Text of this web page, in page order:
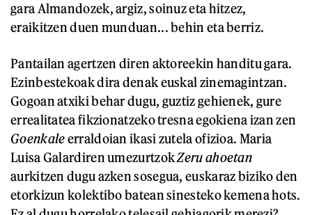
gara Almandozek, argiz, soinuz eta hitzez,
eraikitzen duen munduan... behin eta berriz.
Pantailan agertzen diren aktoreekin handitu gara.
Ezinbestekoak dira denak euskal zinemagintzan.
Gogoan atxiki behar dugu, guztiz gehienek, gure
errealitatea fikzionatzeko tresna egokiena izan zen
Goenkaleerraldoian ikasi zutela ofizioa. Maria
Luisa Galardiren umezurtzokZeru ahoetan
aurkitzen dugu azken sosegua, euskaraz biziko den
etorkizun kolektibo batean sinesteko kemena hots.